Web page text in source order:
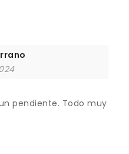
pendiente. Todo muy